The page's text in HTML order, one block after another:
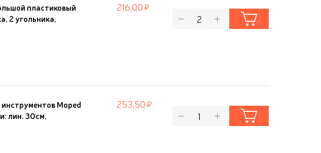
пластиковый
2 угольника,
по 20 шт)
216,00
Moped
лин. 30см,
10см, цвета
253,50